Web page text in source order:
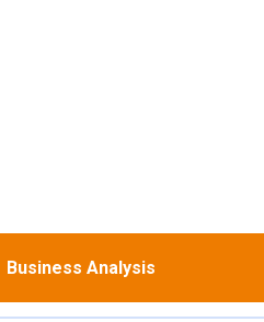
Business Analysis